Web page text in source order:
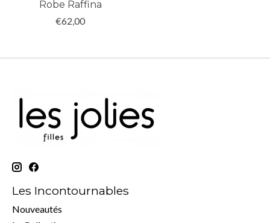
Robe Raffina
€62,00
Les Incontournables
Nouveautés